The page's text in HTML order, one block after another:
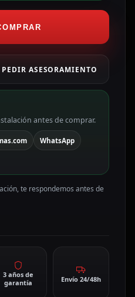
PEDIR ASESORAMIENTO
antes de comprar.
WhatsApp
te respondemos antes de
3 años de
garantía
Envío 24/48h